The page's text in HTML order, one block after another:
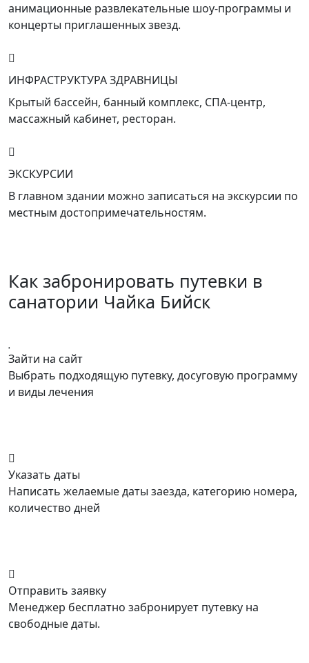
анимационные развлекательные шоу-программы и
концерты приглашенных звезд.
ИНФРАСТРУКТУРА ЗДРАВНИЦЫ
Крытый бассейн, банный комплекс, СПА-центр,
массажный кабинет, ресторан.
ЭКСКУРСИИ
В главном здании можно записаться на экскурсии по
местным достопримечательностям.
Как забронировать путевки в
санатории Чайка Бийск
Зайти на сайт
Выбрать подходящую путевку, досуговую программу
и виды лечения
Указать даты
Написать желаемые даты заезда, категорию номера,
количество дней
Отправить заявку
Менеджер бесплатно забронирует путевку на
свободные даты.